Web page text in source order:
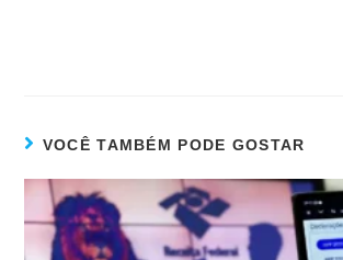
VOCÊ TAMBÉM PODE GOSTAR